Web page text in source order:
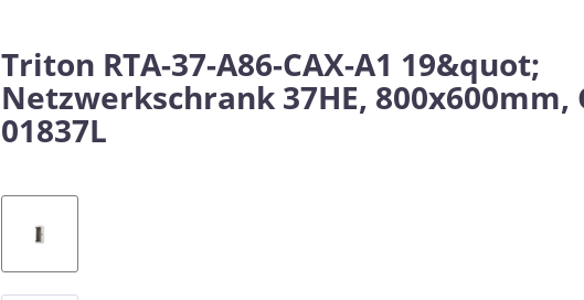
Triton RTA-37-A86-CAX-A1 19&quot;
Netzwerkschrank 37HE,
01837L